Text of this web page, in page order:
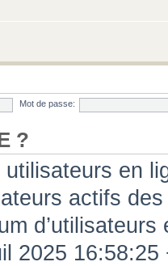
Mot de passe:
?
utilisateurs en
actifs
2025